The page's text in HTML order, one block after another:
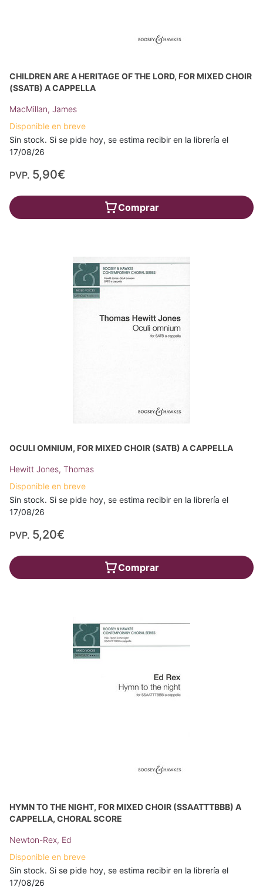
CHILDREN ARE A HERITAGE OF THE LORD, FOR MIXED CHOIR
(SSATB) A CAPPELLA
MacMillan, James
Disponible en breve
Sin stock. Si se pide hoy, se estima recibir en la librería el
17/08/26
PVP. 5,90€
Comprar
OCULI OMNIUM, FOR MIXED CHOIR (SATB) A CAPPELLA
Hewitt Jones, Thomas
Disponible en breve
Sin stock. Si se pide hoy, se estima recibir en la librería el
17/08/26
PVP. 5,20€
Comprar
HYMN TO THE NIGHT, FOR MIXED CHOIR (SSAATTTBBB) A
CAPPELLA, CHORAL SCORE
Newton-Rex, Ed
Disponible en breve
Sin stock. Si se pide hoy, se estima recibir en la librería el
17/08/26